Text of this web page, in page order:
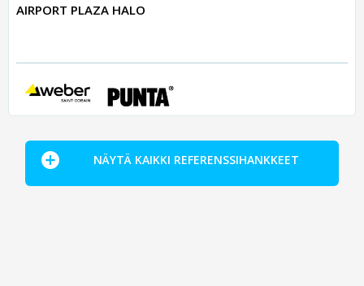
AIRPORT PLAZA HALO
NÄYTÄ KAIKKI REFERENSSIHANKKEET